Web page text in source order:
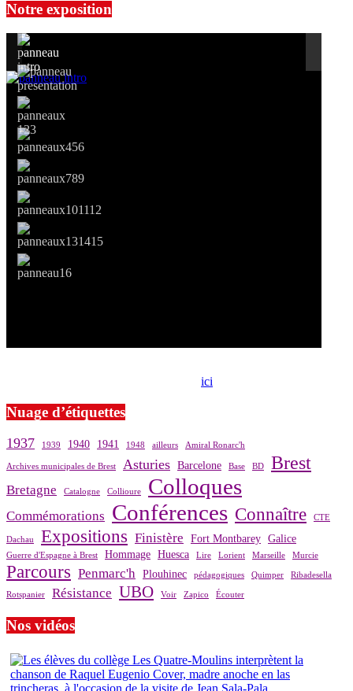
Notre exposition
ici
Nuage d’étiquettes
1937 1939 1940 1941 1948 ailleurs Amiral Ronarc'h
Archives municipales de Brest Asturies Barcelone Base BD Brest
Bretagne Catalogne Collioure Colloques
Commémorations Conférences Connaître CTE
Dachau Expositions Finistère Fort Montbarey Galice
Guerre d'Espagne à Brest Hommage Huesca Lire Lorient Marseille Murcie
Parcours Penmarc'h Plouhinec pédagogiques Quimper Ribadesella
Rotspanier Résistance UBO Voir Zapico Écouter
Nos vidéos